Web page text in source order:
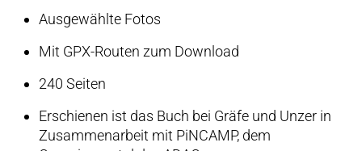
Ausgewählte Fotos
Mit GPX-Routen zum Download
240 Seiten
Erschienen ist das Buch bei Gräfe und Unzer in
Zusammenarbeit mit PiNCAMP, dem